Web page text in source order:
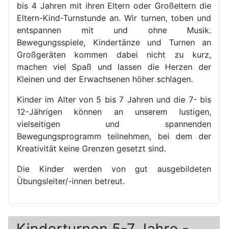
bis 4 Jahren mit ihren Eltern oder Großeltern die
Eltern-Kind-Turnstunde an. Wir turnen, toben und
entspannen mit und ohne Musik.
Bewegungsspiele, Kindertänze und Turnen an
Großgeräten kommen dabei nicht zu kurz,
machen viel Spaß und lassen die Herzen der
Kleinen und der Erwachsenen höher schlagen.
Kinder im Alter von 5 bis 7 Jahren und die 7- bis
12-Jährigen können an unserem lustigen,
vielseitigen und spannenden
Bewegungsprogramm teilnehmen, bei dem der
Kreativität keine Grenzen gesetzt sind.
Die Kinder werden von gut ausgebildeten
Übungsleiter/-innen betreut.